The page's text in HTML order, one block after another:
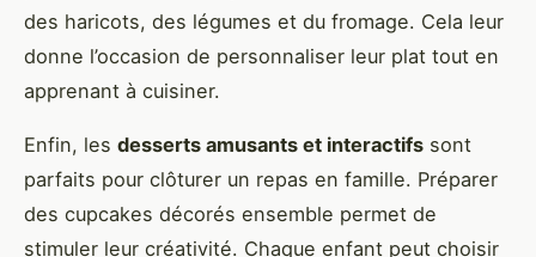
des haricots, des légumes et du fromage. Cela leur
donne l’occasion de personnaliser leur plat tout en
apprenant à cuisiner.
Enfin, les desserts amusants et interactifs sont
parfaits pour clôturer un repas en famille. Préparer
des cupcakes décorés ensemble permet de
stimuler leur créativité. Chaque enfant peut choisir